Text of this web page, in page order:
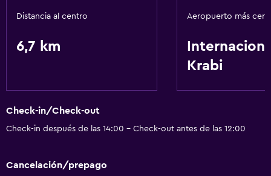
Aire libre
Servicios de lavandería/tintorería
Salud y seguridad
Distancia al centro
6,7 km
Aeropuerto más
Krabi
Check-in/Check-out
Check-in después de las 14:00 - Check-out antes de las 12:00
Cancelación/prepago